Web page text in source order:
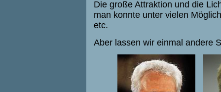
Die große Attraktion und die
man konnte unter vielen
etc.
Aber lassen wir einmal andere